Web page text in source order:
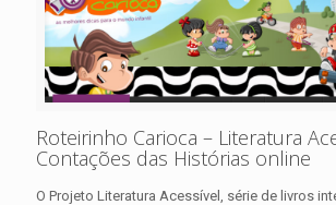
Roteirinho Carioca – Literatura
Contações das Histórias online
O Projeto Literatura Acessível, série de livros